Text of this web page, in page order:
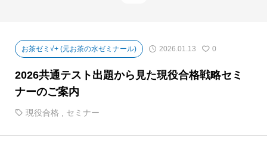
お茶ゼミ√+ (元お茶の水ゼミナール) 2026.01.13 0
2026共通テスト出題から見た現役合格戦略セミ
ナーのご案内
現役合格 セミナー